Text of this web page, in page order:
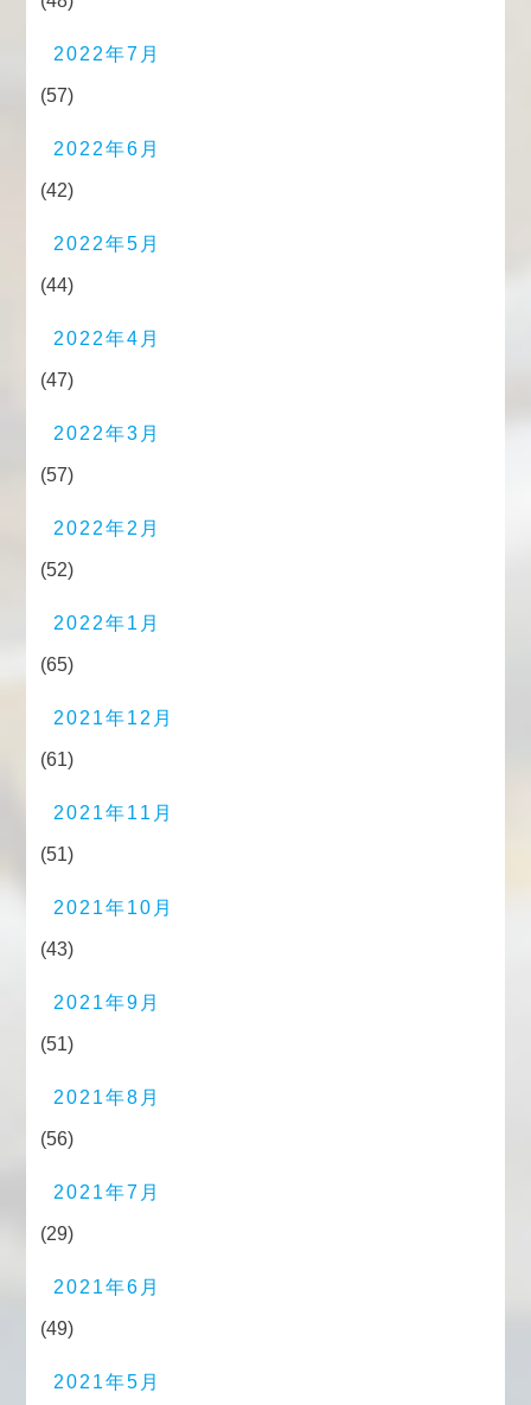
2022年7月
(57)
2022年6月
(42)
2022年5月
(44)
2022年4月
(47)
2022年3月
(57)
2022年2月
(52)
2022年1月
(65)
2021年12月
(61)
2021年11月
(51)
2021年10月
(43)
2021年9月
(51)
2021年8月
(56)
2021年7月
(29)
2021年6月
(49)
2021年5月